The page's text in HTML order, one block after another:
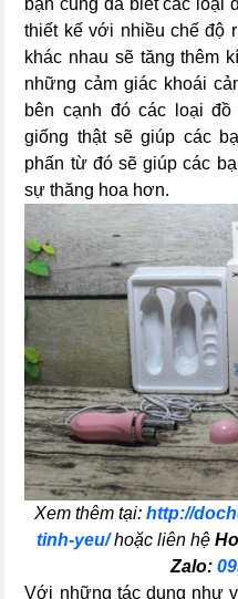
thiết kế với nhiều chế độ
khác nhau sẽ tăng thêm
những cảm giác khoái
bên cạnh đó các loại
giống thật sẽ giúp các
phấn từ đó sẽ giúp các
sự thăng hoa hơn.
Xem thêm tại: http://
tinh-yeu/hoặc liên hệ
Zalo:
Với những tác dụng như